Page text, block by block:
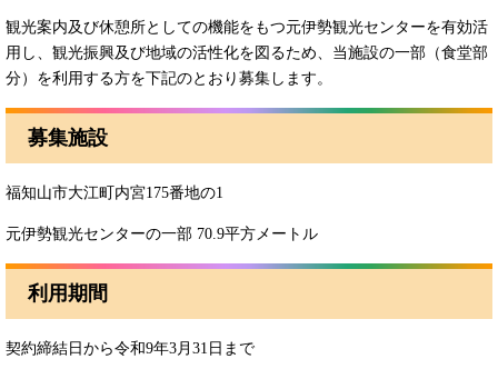
観光案内及び休憩所としての機能をもつ元伊勢観光センターを有効活
用し、観光振興及び地域の活性化を図るため、当施設の一部（食堂部
分）を利用する方を下記のとおり募集します。
募集施設
福知山市大江町内宮175番地の1
元伊勢観光センターの一部 70.9平方メートル
利用期間
契約締結日から令和9年3月31日まで